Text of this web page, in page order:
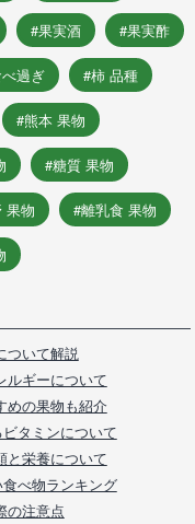
果実酒 果実酢
過ぎ 柿 品種
熊本 果物
糖質 果物
果物 離乳食 果物
ついて解説
ルギーについて
めの果物も紹介
タミンについて
と栄養について
べ物ランキング
の注意点